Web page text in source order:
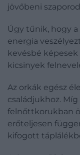
jövőbeni
Úgy tűnik, hogy
energia
kevésbé képesek
kicsinyek
Az orkák egész
családjukhoz.
felnőttkorukban
erőteljesen
kifogott